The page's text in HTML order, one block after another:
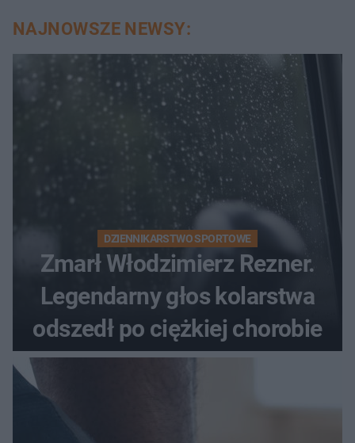
NAJNOWSZE NEWSY:
DZIENNIKARSTWO SPORTOWE
Zmarł Włodzimierz Rezner.
Legendarny głos kolarstwa
odszedł po ciężkiej chorobie